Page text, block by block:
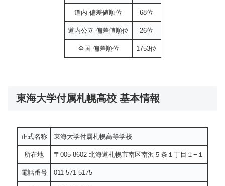
道内 偏差値順位 68位
道内公立 偏差値順位 26位
全国 偏差順位 1753位
東海大学付属札幌高校 基本情報
正式名称 東海大学付属札幌高等学校
所在地 〒005-8602 北海道札幌市南区南沢５条１丁目１−１
電話番号 011-571-5175